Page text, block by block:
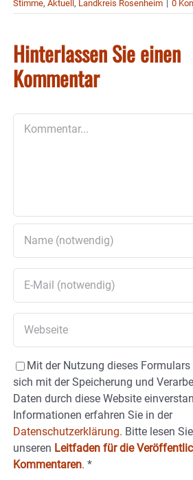
Stimme, Aktuell , Landkreis Rosenheim 0
Hinterlassen Sie einen
Kommentar
Mit der Nutzung dieses Formulars
sich mit der Speicherung und
Daten durch diese Website
Informationen erfahren Sie in der
Datenschutzerklärung. Bitte lesen
unseren Leitfaden für die
Kommentaren. *